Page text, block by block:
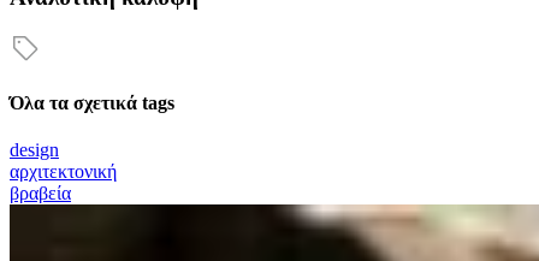
Όλα τα σχετικά tags
design
αρχιτεκτονική
βραβεία